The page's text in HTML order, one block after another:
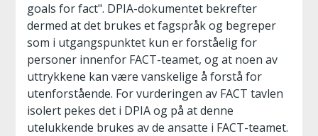
goals for fact". DPIA-dokumentet bekrefter
dermed at det brukes et fagspråk og begreper
som i utgangspunktet kun er forståelig for
personer innenfor FACT-teamet, og at noen av
uttrykkene kan være vanskelige å forstå for
utenforstående. For vurderingen av FACT tavlen
isolert pekes det i DPIA og på at denne
utelukkende brukes av de ansatte i FACT-teamet.